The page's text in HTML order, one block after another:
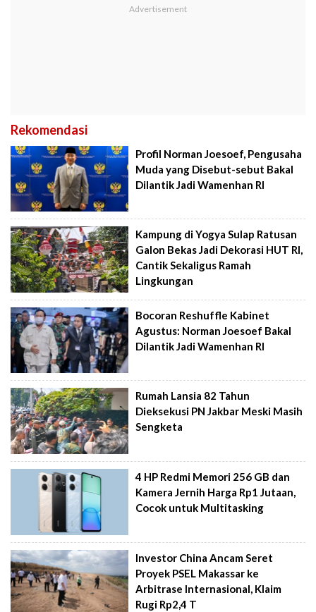
Rekomendasi
Profil Norman Joesoef, Pengusaha
Muda yang Disebut-sebut Bakal
Dilantik Jadi Wamenhan RI
Kampung di Yogya Sulap Ratusan
Galon Bekas Jadi Dekorasi HUT RI,
Cantik Sekaligus Ramah
Lingkungan
Bocoran Reshuffle Kabinet
Agustus: Norman Joesoef Bakal
Dilantik Jadi Wamenhan RI
Rumah Lansia 82 Tahun
Dieksekusi PN Jakbar Meski Masih
Sengketa
4 HP Redmi Memori 256 GB dan
Kamera Jernih Harga Rp1 Jutaan,
Cocok untuk Multitasking
Investor China Ancam Seret
Proyek PSEL Makassar ke
Arbitrase Internasional, Klaim
Rugi Rp2,4 T